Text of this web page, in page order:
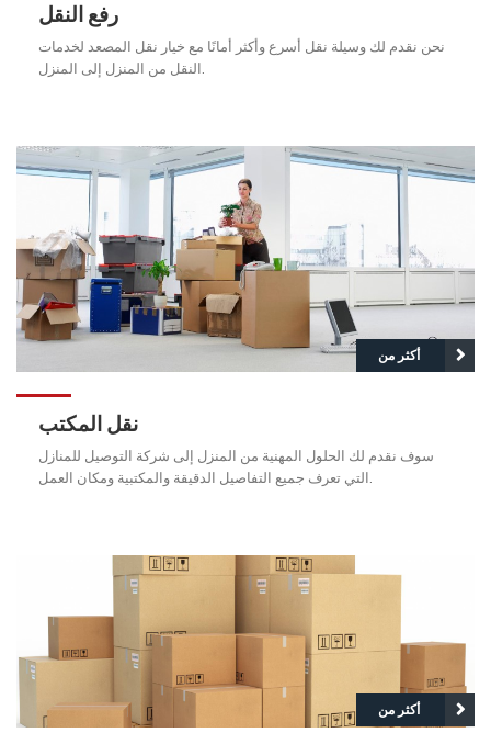
رفع النقل
نحن نقدم لك وسيلة نقل أسرع وأكثر أمانًا مع خيار نقل المصعد لخدمات
أكثر من
نقل المكتب
سوف نقدم لك الحلول المهنية من المنزل إلى شركة التوصيل للمنازل
التي تعرف جميع التفاصيل الدقيقة والمكتبية ومكان العمل.
أكثر من